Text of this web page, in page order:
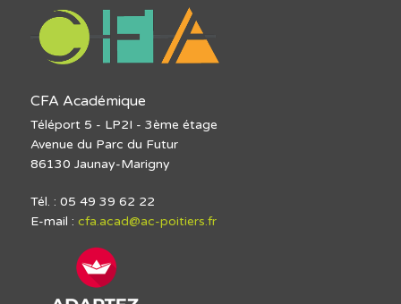
CFA Académique
Téléport 5 - LP2I - 3ème étage
Avenue du Parc du Futur
86130 Jaunay-Marigny
Tél. : 05 49 39 62 22
E-mail : cfa.acad@ac-poitiers.fr